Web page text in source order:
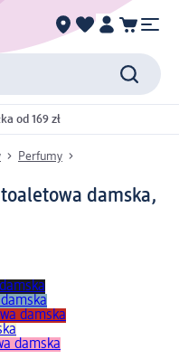
od 169 zł
Perfumy
damska,
damska
damska